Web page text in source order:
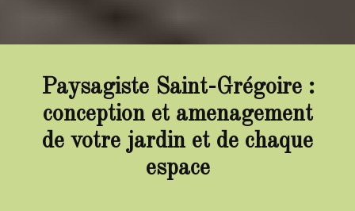
Paysagiste Saint-Grégoire :
conception et amenagement
de votre jardin et de chaque
espace